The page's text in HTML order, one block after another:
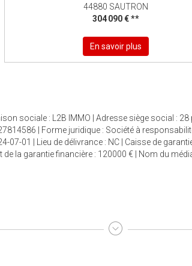
44880 SAUTRON
304 090 €**
En savoir plus
sociale : L2B IMMO | Adresse siège social : 28
| Forme juridique : Société à
07-01 | Lieu de délivrance : NC | Caisse de
la garantie financière : 120000 € | Nom du